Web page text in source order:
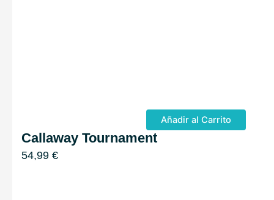
Añadir al Carrito
Callaway Tournament
54,99 €